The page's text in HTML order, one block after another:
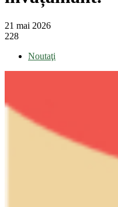
21 mai 2026
228
Noutaţi